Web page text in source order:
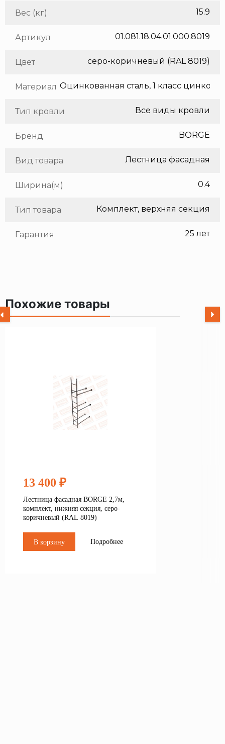
Вес (кг) 15.9
Артикул 01.081.18.04.01.000.8019
Цвет серо-коричневый (RAL 8019)
Материал
Тип кровли Все виды кровли
Бренд BORGE
Вид товара Лестница фасадная
Ширина(м) 0.4
Тип товара Комплект, верхняя секция
Гарантия 25 лет
Похожие товары
13 400 ₽
Лестница фасадная BORGE 2,7м,
комплект, нижняя секция, серо-
коричневый (RAL 8019)
В корзину Подробнее